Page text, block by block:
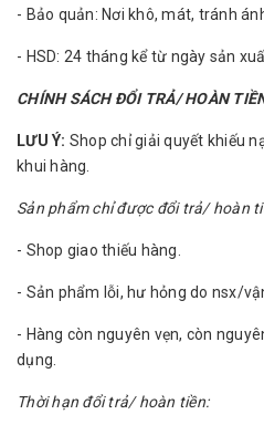
- Bảo quản: Nơi khô, mát, tránh
- HSD: 24 tháng kể từ ngày sản
CHÍNH SÁCH ĐỔI TRẢ/ HOÀN
LƯU Ý: Shop chỉ giải quyết khiếu
khui hàng.
Sản phẩm chỉ được đổi trả/ hoàn
- Shop giao thiếu hàng.
- Sản phẩm lỗi, hư hỏng do nsx/
- Hàng còn nguyên vẹn, còn
dụng.
Thời hạn đổi trả/ hoàn tiền: